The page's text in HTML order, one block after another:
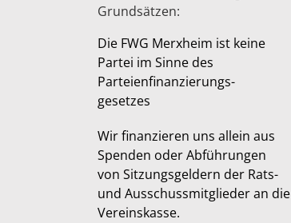
Grundsätzen:
Die FWG Merxheim ist keine
Partei im Sinne des
Parteienfinanzierungs-
gesetzes
Wir finanzieren uns allein aus
Spenden oder Abführungen
von Sitzungsgeldern der Rats-
und Ausschussmitglieder an die
Vereinskasse.